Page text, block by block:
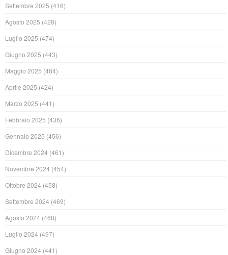
Settembre 2025 (416)
Agosto 2025 (428)
Luglio 2025 (474)
Giugno 2025 (443)
Maggio 2025 (484)
Aprile 2025 (424)
Marzo 2025 (441)
Febbraio 2025 (436)
Gennaio 2025 (456)
Dicembre 2024 (461)
Novembre 2024 (454)
Ottobre 2024 (458)
Settembre 2024 (469)
Agosto 2024 (468)
Luglio 2024 (497)
Giugno 2024 (441)